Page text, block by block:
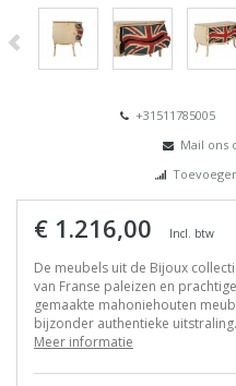
+31511785005
Mail ons
€ 1.216,00 Incl. btw
De meubels uit de Bijoux
van Franse paleizen en
gemaakte mahoniehouten
bijzonder authentieke
Meer informatie